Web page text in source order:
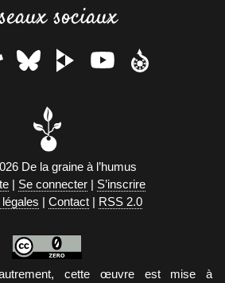
sociaux
De la graine à l’humus
| Se connecter | S’inscrire
| Contact | RSS 2.0
cette œuvre est mise à